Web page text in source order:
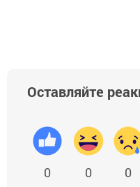
Оставляйте
0 0 0